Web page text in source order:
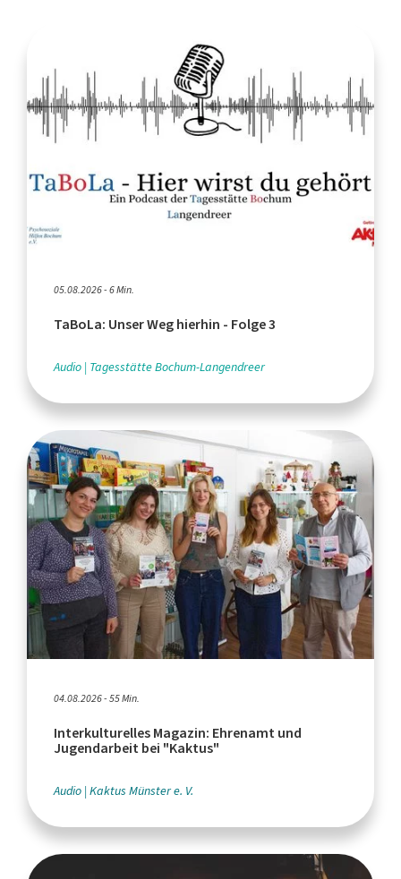
05.08.2026 - 6 Min.
TaBoLa: Unser Weg hierhin - Folge 3
Audio Tagesstätte Bochum-Langendreer
04.08.2026 - 55 Min.
Interkulturelles Magazin: Ehrenamt und
Jugendarbeit bei "Kaktus"
Audio Kaktus Münster e. V.